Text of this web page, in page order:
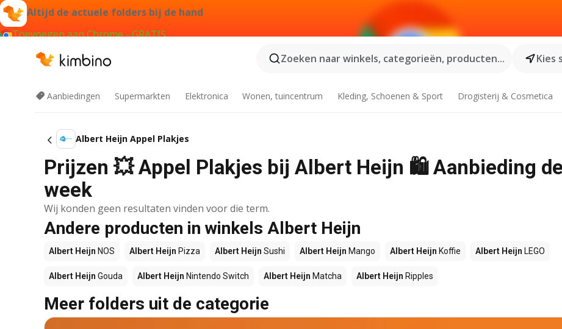
Altijd de actuele folders bij de hand
Toevoegen aan Chrome - GRATIS
Zoeken naar winkels, categorieën, producten...
Kies
Aanbiedingen Supermarkten Elektronica Wonen, tuincentrum Kleding, Schoenen & Sport Drogisterij & Cosmetica
Albert Heijn Appel Plakjes
Prijzen 💥 Appel Plakjes bij Albert Heijn 🛍️ Aanbieding
week
Wij konden geen resultaten vinden voor die term.
Andere producten in winkels Albert Heijn
Albert Heijn NOS Albert Heijn Pizza Albert Heijn Sushi Albert Heijn Mango Albert Heijn Koffie Albert Heijn LEGO
Albert Heijn Gouda Albert Heijn Nintendo Switch Albert Heijn Matcha Albert Heijn Ripples
Meer folders uit de categorie